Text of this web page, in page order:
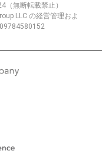
（無断転載禁止）
LLC の経営管理およ